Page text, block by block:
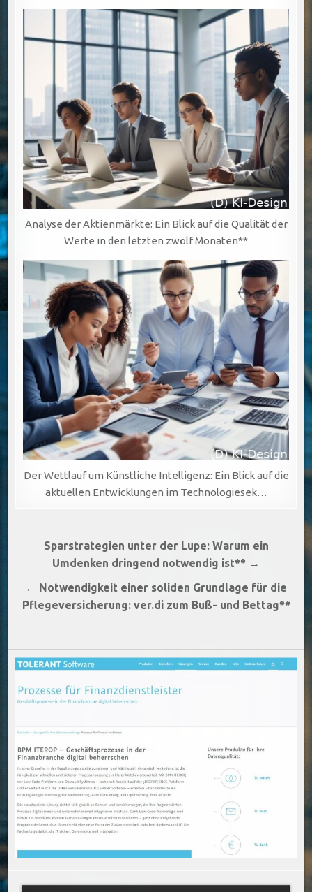
Analyse der Aktienmärkte: Ein Blick auf die Qualität der
Werte in den letzten zwölf Monaten**
Der Wettlauf um Künstliche Intelligenz: Ein Blick auf die
aktuellen Entwicklungen im Technologiesek…
Beitragsnavigation
Sparstrategien unter der Lupe: Warum ein
Umdenken dringend notwendig ist** →
← Notwendigkeit einer soliden Grundlage für die
Pflegeversicherung: ver.di zum Buß- und Bettag**